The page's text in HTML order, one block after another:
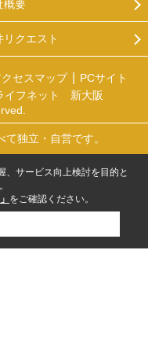
概要
リクエスト
クセスマップ
PCサイト
イフネット 新大阪
独立・自営です。
、サービス向上検討を目的と
をご確認ください。